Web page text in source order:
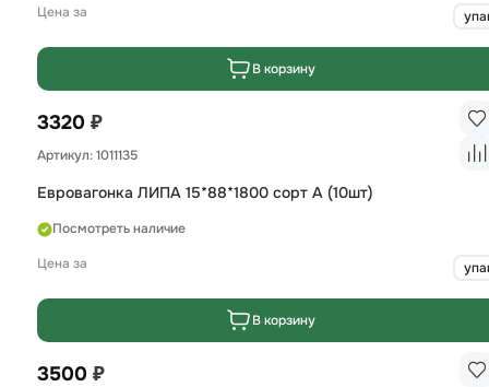
Цена за
В корзину
3320 ₽
Артикул: 1011135
Евровагонка ЛИПА 15*88*1800 сорт А (10шт)
Посмотреть наличие
Цена за
В корзину
3500 ₽